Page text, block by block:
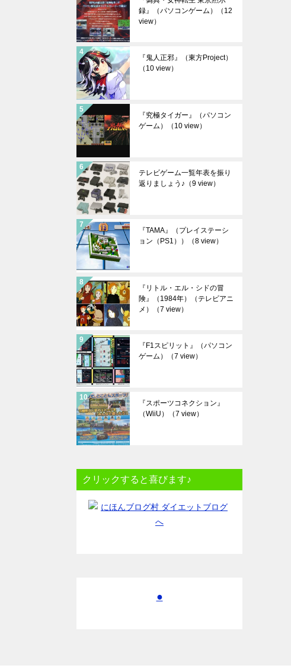
録』（パソコンゲーム）
（12
view）
『鬼人正邪』（東方Project）
（10 view）
『究極タイガー』（パソコン
ゲーム）
（10 view）
テレビゲーム一覧年表を振り
返りましょう♪ （9 view）
『TAMA』（プレイステーシ
ョン（PS1））
（8 view）
『リトル・エル・シドの冒
険』（1984年）（テレビアニ
メ）
（7 view）
『F1スピリット』（パソコン
ゲーム）
（7 view）
『スポーツコネクション』
（WiiU）
（7 view）
クリックすると喜びます♪
●